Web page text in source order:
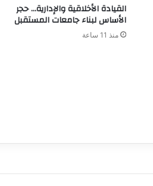
القيادة الأخلاقية والإدارية… حجر
الأساس لبناء جامعات المستقبل
منذ 11 ساعة